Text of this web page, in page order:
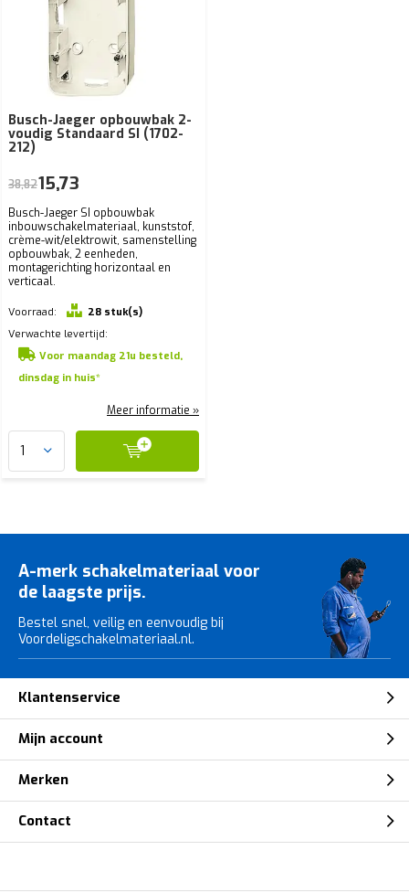
Busch-Jaeger opbouwbak 2-
voudig Standaard SI (1702-
212)
Busch-Jaeger SI opbouwbak
inbouwschakelmateriaal, kunststof,
crème-wit/elektrowit, samenstelling
opbouwbak, 2 eenheden,
montagerichting horizontaal en
verticaal.
Voorraad:
28 stuk(s)
Verwachte levertijd:
Voor maandag 21u besteld,
dinsdag in huis*
38,8215,73
Meer informatie »
A-merk schakelmateriaal voor
de laagste prijs.
Bestel snel, veilig en eenvoudig bij
Voordeligschakelmateriaal.nl.
Klantenservice
Mijn account
Merken
Contact